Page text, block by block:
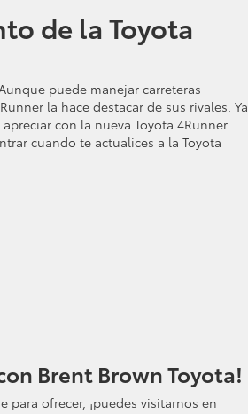
de la Toyota
puede manejar carreteras
la hace destacar de sus rivales. Ya
con la nueva Toyota 4Runner.
cuando te actualices a la Toyota
Brent Brown Toyota!
ofrecer, ¡puedes visitarnos en